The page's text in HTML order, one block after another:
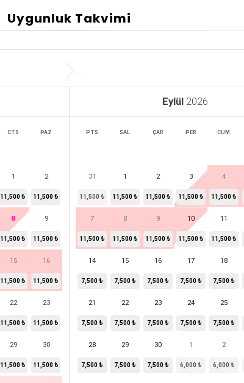
Uygunluk Takvimi
CTS PAZ
1
11,500 ₺
2
11,500 ₺
8
11,500 ₺
9
11,500 ₺
15
11,500 ₺
16
11,500 ₺
22
11,500 ₺
23
11,500 ₺
29
11,500 ₺
30
11,500 ₺
Eylül 2026
PTS SAL ÇAR PER CUM
31
11,500 ₺
1
11,500 ₺
2
11,500 ₺
3
11,500 ₺
4
11,500 ₺
7
11,500 ₺
8
11,500 ₺
9
11,500 ₺
10
11,500 ₺
11
11,500 ₺
14
7,500 ₺
15
7,500 ₺
16
7,500 ₺
17
7,500 ₺
18
7,500 ₺
21
7,500 ₺
22
7,500 ₺
23
7,500 ₺
24
7,500 ₺
25
7,500 ₺
28
7,500 ₺
29
7,500 ₺
30
7,500 ₺
1
6,000 ₺
2
6,000 ₺